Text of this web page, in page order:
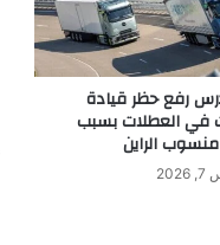
.
)
د
ل
رفع حظر قيادة
في العطلات بسبب
الراين